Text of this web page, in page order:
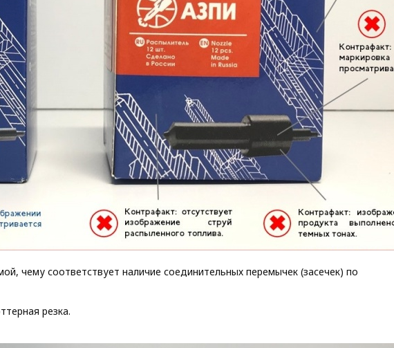
чему соответствует наличие соединительных перемычек (засечек) по
резка.